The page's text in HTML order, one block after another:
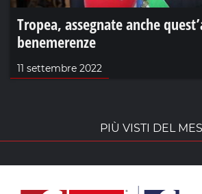
Tropea, assegnate anche
benemerenze
11 settembre 2022
PIÙ VISTI DEL